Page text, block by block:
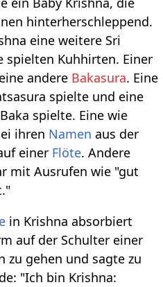
hinterherschleppend.
eine weitere Sri
spielten Kuhhirten. Einer
andere Bakasura. Eine
spielte und eine
spielte. Eine wie
ihren Namen aus der
einer Flöte. Andere
mit Ausrufen wie "gut
in Krishna absorbiert
auf der Schulter einer
zu gehen und sagte zu
"Ich bin Krishna: